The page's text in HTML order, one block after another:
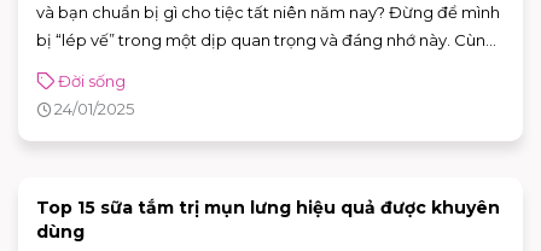
và bạn chuẩn bị gì cho tiệc tất niên năm nay? Đừng để mình
bị “lép vế” trong một dịp quan trọng và đáng nhớ này. Cùng
thời trang giúp bạn nổi bật và ghi điểm tuyệt đối, khiến mọi
ánh nhìn phải dừng lại trầm trồ!
Đời sống
24/01/2025
Top 15 sữa tắm trị mụn lưng hiệu quả được khuyên
dùng